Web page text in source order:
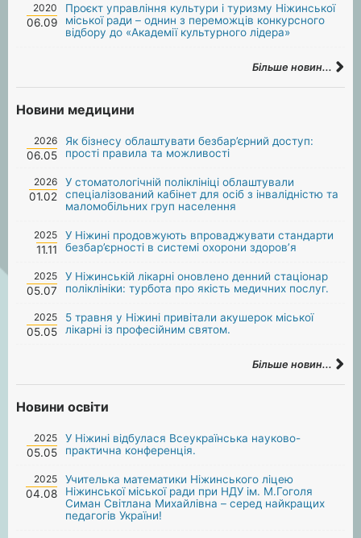
2020
06.09
Проєкт управління культури і туризму Ніжинської
міської ради – однин з переможців конкурсного
відбору до «Академії культурного лідера»
Більше новин...
Новини медицини
2026
06.05
Як бізнесу облаштувати безбар’єрний доступ:
прості правила та можливості
2026
01.02
У стоматологічній поліклініці облаштували
спеціалізований кабінет для осіб з інвалідністю та
маломобільних груп населення
2025
11.11
У Ніжині продовжують впроваджувати стандарти
безбар’єрності в системі охорони здоров’я
2025
05.07
У Ніжинській лікарні оновлено денний стаціонар
поліклініки: турбота про якість медичних послуг.
2025
05.05
5 травня у Ніжині привітали акушерок міської
лікарні із професійним святом.
Більше новин...
Новини освіти
2025
05.05
У Ніжині відбулася Всеукраїнська науково-
практична конференція.
2025
04.08
Учителька математики Ніжинського ліцею
Ніжинської міської ради при НДУ ім. М.Гоголя
Симан Світлана Михайлівна – серед найкращих
педагогів України!